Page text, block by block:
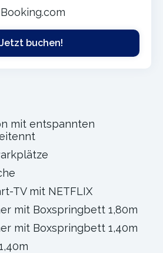
Jetzt buchen!
mit entspannten
TV mit NETFLIX
mit Boxspringbett 1,80m
mit Boxspringbett 1,40m